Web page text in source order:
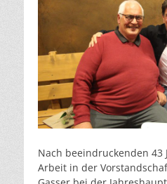
Nach beeindruckenden 43
Arbeit in der